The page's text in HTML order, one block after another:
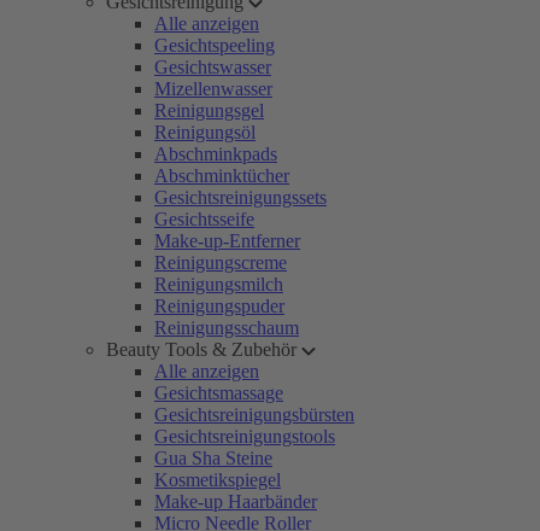
Alle anzeigen
Gesichtspeeling
Gesichtswasser
Mizellenwasser
Reinigungsgel
Reinigungsöl
Abschminkpads
Abschminktücher
Gesichtsreinigungssets
Gesichtsseife
Make-up-Entferner
Reinigungscreme
Reinigungsmilch
Reinigungspuder
Reinigungsschaum
Beauty Tools & Zubehör
Alle anzeigen
Gesichtsmassage
Gesichtsreinigungsbürsten
Gesichtsreinigungstools
Gua Sha Steine
Kosmetikspiegel
Make-up Haarbänder
Micro Needle Roller